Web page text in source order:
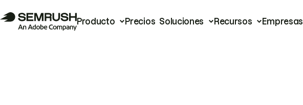
Producto Precios Soluciones Recursos Empresas